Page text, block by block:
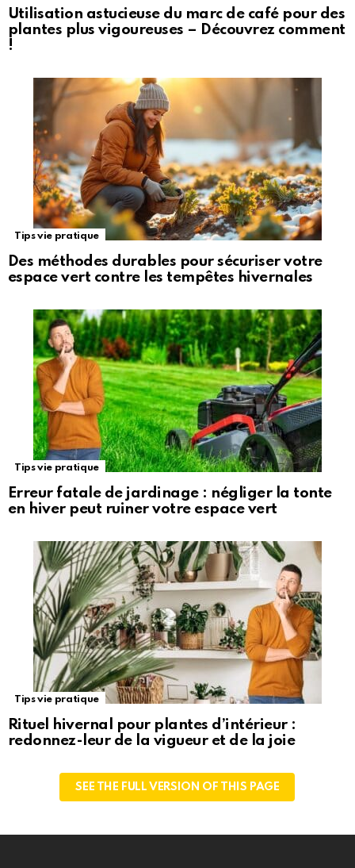
Utilisation astucieuse du marc de café pour des
plantes plus vigoureuses – Découvrez comment
!
Tips vie pratique
Des méthodes durables pour sécuriser votre
espace vert contre les tempêtes hivernales
Tips vie pratique
Erreur fatale de jardinage : négliger la tonte
en hiver peut ruiner votre espace vert
Tips vie pratique
Rituel hivernal pour plantes d’intérieur :
redonnez-leur de la vigueur et de la joie
SEE THE FULL VERSION OF THIS PAGE